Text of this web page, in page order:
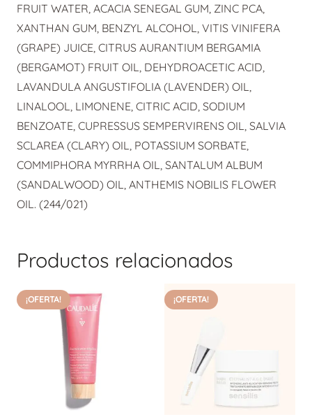
FRUIT WATER, ACACIA SENEGAL GUM, ZINC PCA,
XANTHAN GUM, BENZYL ALCOHOL, VITIS VINIFERA
(GRAPE) JUICE, CITRUS AURANTIUM BERGAMIA
(BERGAMOT) FRUIT OIL, DEHYDROACETIC ACID,
LAVANDULA ANGUSTIFOLIA (LAVENDER) OIL,
LINALOOL, LIMONENE, CITRIC ACID, SODIUM
BENZOATE, CUPRESSUS SEMPERVIRENS OIL, SALVIA
SCLAREA (CLARY) OIL, POTASSIUM SORBATE,
COMMIPHORA MYRRHA OIL, SANTALUM ALBUM
(SANDALWOOD) OIL, ANTHEMIS NOBILIS FLOWER
OIL. (244/021)
Productos relacionados
¡OFERTA! ¡OFERTA!